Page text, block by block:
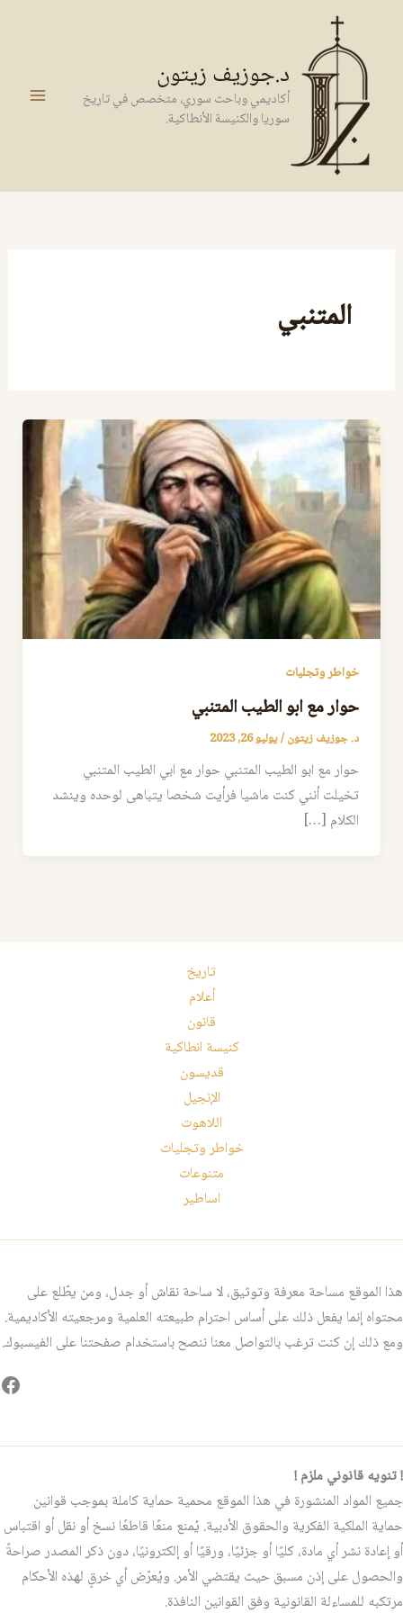
المحتوى
د.جوزيف زيتون
أكاديمي وباحث سوري، متخصص في تاريخ
سوريا والكنيسة الأنطاكية.
المتنبي
خواطر وتجليات
حوار مع ابو الطيب المتنبي
د. جوزيف زيتون/يوليو 26, 2023
حوار مع ابو الطيب المتنبي حوار مع ابي الطيب المتنبي
تخيلت أنني كنت ماشيا فرأيت شخصا يتباهى لوحده وينشد
الكلام […]
تاريخ
أعلام
قانون
كنيسة انطاكية
قديسون
الإنجيل
اللاهوت
خواطر وتجليات
متنوعات
اساطير
هذا الموقع مساحة معرفة وتوثيق، لا ساحة نقاش أو جدل، ومن يطّلع على
محتواه إنما يفعل ذلك على أساس احترام طبيعته العلمية ومرجعيته الأكاديمية.
ومع ذلك إن كنت ترغب بالتواصل معنا ننصح باستخدام صفحتنا على الفيسبوك.
! تنويه قانوني ملزم !
جميع المواد المنشورة في هذا الموقع محمية حماية كاملة بموجب قوانين
حماية الملكية الفكرية والحقوق الأدبية. يُمنع منعًا قاطعًا نسخ أو نقل أو اقتباس
أو إعادة نشر أي مادة، كليًا أو جزئيًا، ورقيًا أو إلكترونيًا، دون ذكر المصدر صراحةً
والحصول على إذن مسبق حيث يقتضي الأمر. ويُعرّض أي خرقٍ لهذه الأحكام
مرتكبه للمساءلة القانونية وفق القوانين النافذة.